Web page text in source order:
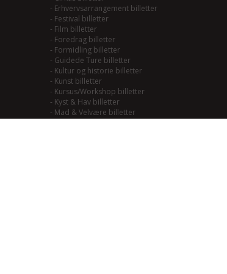
- Erhvervsarrangement billetter
- Festival billetter
- Film billetter
- Foredrag billetter
- Formidling billetter
- Guidede Ture billetter
- Kultur og historie billetter
- Kunst billetter
- Kursus/Workshop billetter
- Kyst & Hav billetter
- Mad & Velvære billetter